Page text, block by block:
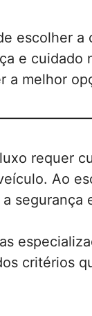
escolher
e
a melhor
requer
Ao
segurança
critérios